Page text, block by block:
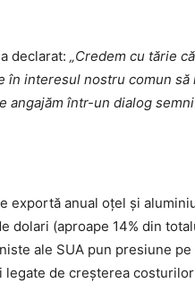
declarat: „Credem cu tărie
interesul nostru comun să
angajăm într-un dialog
exportă anual oțel și
dolari (aproape 14% din
ale SUA pun presiune
legate de creșterea